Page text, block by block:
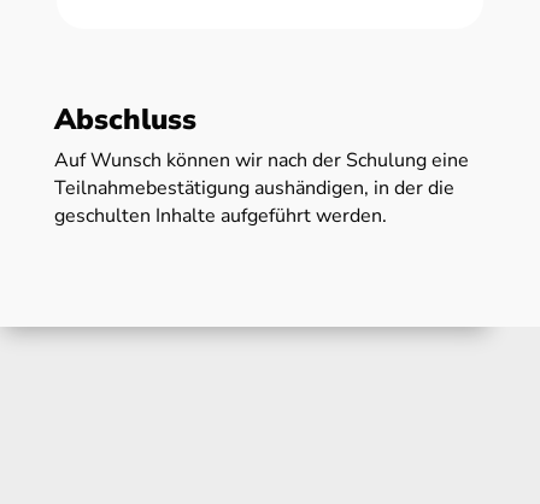
Abschluss
Auf Wunsch können wir nach der Schulung eine
Teilnahmebestätigung aushändigen, in der die
geschulten Inhalte aufgeführt werden.